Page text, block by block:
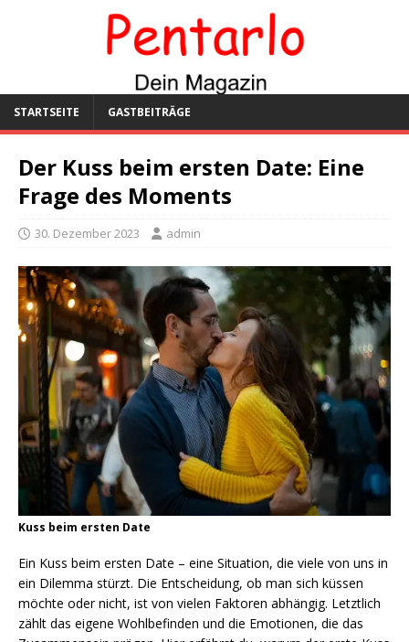
STARTSEITE GASTBEITRÄGE
Der Kuss beim ersten Date: Eine
Frage des Moments
30. Dezember 2023 admin
Kuss beim ersten Date
Ein Kuss beim ersten Date – eine Situation, die viele von uns in
ein Dilemma stürzt. Die Entscheidung, ob man sich küssen
möchte oder nicht, ist von vielen Faktoren abhängig. Letztlich
zählt das eigene Wohlbefinden und die Emotionen, die das